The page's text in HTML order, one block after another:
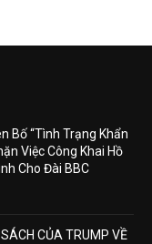
Bố “Tình Trạng Khẩn
Việc Công Khai Hồ
Cho Đài BBC
SÁCH CỦA TRUMP VỀ